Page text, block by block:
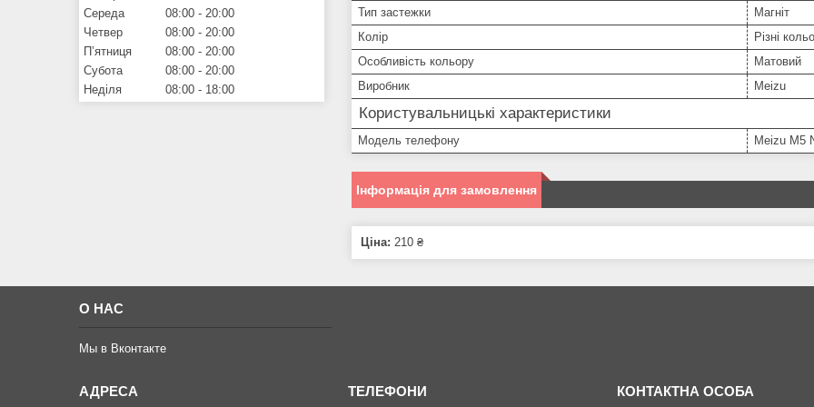
Тип застежки
Магніт
Колір
Різні
Особливість кольору
Матовий
Виробник
Meizu
Користувальницькі характеристики
Модель телефону Meizu M5
Інформація для замовлення
Ціна: 210 ₴
Середа
08:00
20:00
Четвер
08:00
20:00
Пʼятниця
08:00
20:00
Субота
08:00
20:00
Неділя
08:00 18:00
О НАС
Мы в Вконтакте